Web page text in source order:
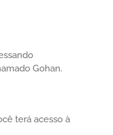
Gohan.
terá acesso à